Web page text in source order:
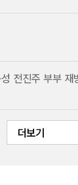
전진주 부부 재
더보기